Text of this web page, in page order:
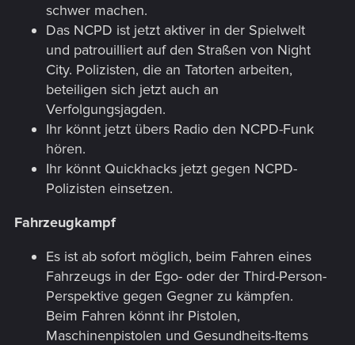
schwer machen.
Das NCPD ist jetzt aktiver in der Spielwelt
und patrouilliert auf den Straßen von Night
City. Polizisten, die an Tatorten arbeiten,
beteiligen sich jetzt auch an
Verfolgungsjagden.
Ihr könnt jetzt übers Radio den NCPD-Funk
hören.
Ihr könnt Quickhacks jetzt gegen NCPD-
Polizisten einsetzen.
Fahrzeugkampf
Es ist ab sofort möglich, beim Fahren eines
Fahrzeugs in der Ego- oder der Third-Person-
Perspektive gegen Gegner zu kämpfen.
Beim Fahren könnt ihr Pistolen,
Maschinenpistolen und Gesundheits-Items